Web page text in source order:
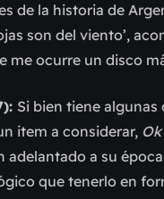
de la historia de
son del viento’,
me ocurre un disco
Si bien tiene
item a considerar,
adelantado a su
que tenerlo en